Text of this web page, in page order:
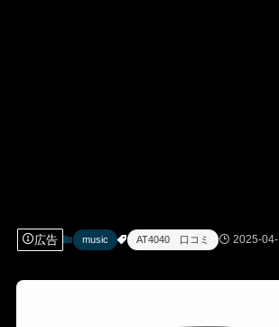
広告 music AT4040 口コミ 2025-